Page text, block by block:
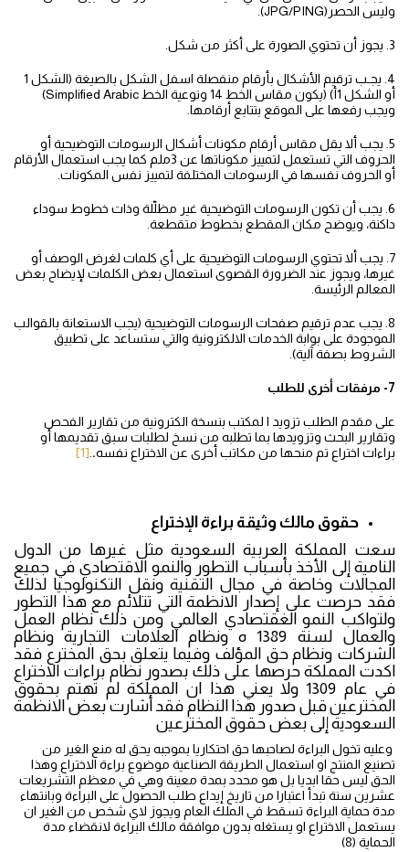
وليس الحصر(JPG/PING).
3. يجوز أن تحتوي الصورة على أكثر من شكل.
4. يجـب ترقيم الأشكال بأرقام منفصلة اسفل الشكل بالصيغة (الشكل 1
أو الشكل 1أ) (يكون مقاس الخط 14 ونوعية الخط Simplified Arabic)
ويجب رفعها على الموقع بتتابع أرقامها.
5. يجب ألا يقل مقاس أرقام مكونات أشكال الرسومات التوضيحية أو
الحروف التي تستعمل لتمييز مكوناتها عن 3ملم كما يجب استعمال الأرقام
أو الحروف نفسها في الرسومات المختلفة لتمييز نفس المكونات.
6. يجب أن تكون الرسومات التوضيحية غير مظلّلة وذات خطوط سوداء
داكنة، ويوضح مكان المقطع بخطوط متقطعة.
7. يجب ألا تحتوي الرسومات التوضيحية على أي كلمات لغرض الوصف أو
غيرها، ويجوز عند الضرورة القصوى استعمال بعض الكلمات لإيضاح بعض
المعالم الرئيسة.
8. يجب عدم ترقيم صفحات الرسومات التوضيحية (يجب الاستعانة بالقوالب
الموجودة على بوابة الخدمات الالكترونية والتي ستساعد على تطبيق
الشروط بصفة آلية).
7- مرفقات أخرى للطلب
على مقدم الطلب تزويد ا لمكتب بنسخة الكترونية من تقارير الفحص
وتقارير البحث وتزويدها بما تطلبه من نسخ لطلبات سبق تقديمها أو
براءات اختراع تم منحها من مكاتب أخرى عن الاختراع نفسه.
[1]
حقوق مالك وثيقة براءة الإختراع
سعت المملكة العربية السعودية مثل غيرها من الدول
النامية إلى الأخذ بأسباب التطور والنمو الاقتصادي في جميع
المجالات وخاصة في مجال التقنية ونقل التكنولوجيا لذلك
فقد حرصت على إصدار الانظمة التي تتلائم مع هذا التطور
ولتواكب النمو الغقتصادي العالمي ومن ذلك نظام العمل
والعمال لسنة 1389 ه ونظام العلامات التجارية ونظام
الشركات ونظام حق المؤلف وفيما يتعلق بحق المخترع فقد
اكدت المملكة حرصها على ذلك بصدور نظام براءات الاختراع
في عام 1309 ولا يعني هذا ان المملكة لم تهتم بحقوق
المخترعين قبل صدور هذا النظام فقد أشارت بعض الانظمة
السعودية إلى بعض حقوق المخترعين
وعليه تخول البراءة لصاحبها حق احتكاريا بموجبه يحق له منع الغير من
تصنيع المنتج او استعمال الطريقة الصناعية موضوع براءة الاختراع وهذا
الحق ليس حقا ابديا بل هو محدد بمدة معينة وهي في معظم التشريعات
عشرين سنة تبدأ اعتبارا من تاريخ إيداع طلب الحصول على البراءة وبانتهاء
مدة حماية البراءة تسقط في الملك العام ويجوز لاي شخص من الغير ان
يستعمل الاختراع او يستغله بدون موافقة مالك البراءة لانقضاء مدة
الحماية (8)